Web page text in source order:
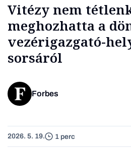
Vitézy nem
meghozhatta a
vezérigazgató-
sorsáról
Forbes
2026. 5. 19. 1 perc